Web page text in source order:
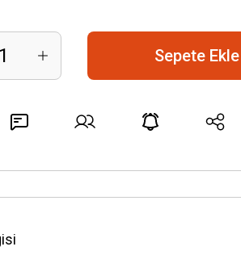
Sepete Ekle